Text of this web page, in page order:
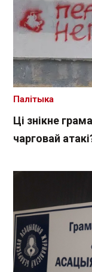
Ці знікне
чарговай
Палітыка